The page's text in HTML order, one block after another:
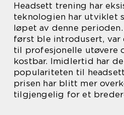
Headsett trening har
teknologien har utviklet
løpet av denne
først ble introdusert, var
til profesjonelle utøvere
kostbar. Imidlertid har
populariteten til
prisen har blitt mer
tilgjengelig for et